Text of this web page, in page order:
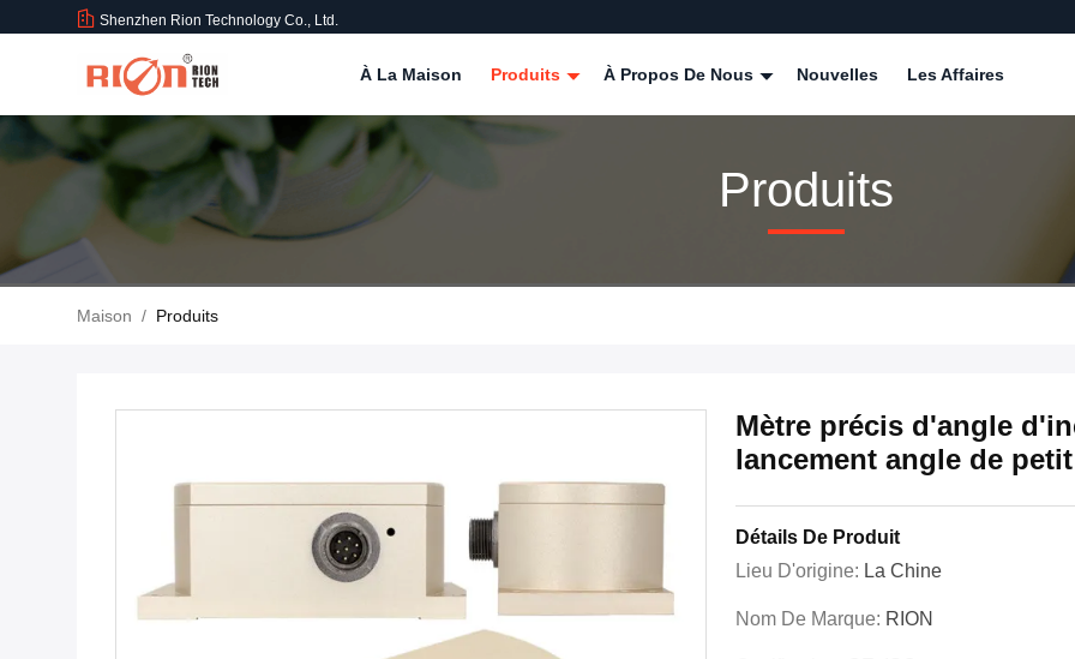
Shenzhen Rion Technology Co., Ltd.
À La Maison Produits À Propos De Nous Nouvelles Les Affaires
Produits
Maison / Produits
Mètre précis d'angle
lancement angle de
Détails De Produit
Lieu D'origine: La Chine
Nom De Marque: RION